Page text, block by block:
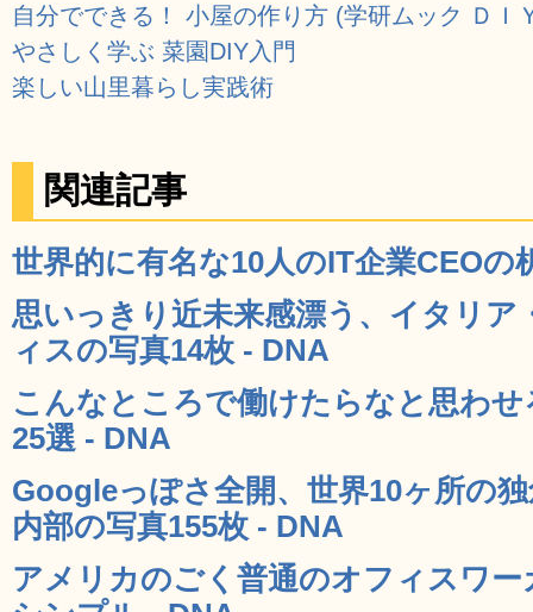
自分でできる！ 小屋の作り方 (学研ムック ＤＩ
やさしく学ぶ 菜園DIY入門
楽しい山里暮らし実践術
関連記事
世界的に有名な10人のIT企業CEOの
思いっきり近未来感漂う、イタリ
ィスの写真14枚 - DNA
こんなところで働けたらなと思わ
25選 - DNA
Googleっぽさ全開、世界10ヶ所の
内部の写真155枚 - DNA
アメリカのごく普通のオフィスワ